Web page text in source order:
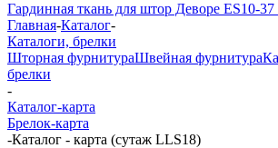
Гардинная ткань для штор Деворе ES10-37
Главная-Каталог-
Каталоги, брелки
Шторная фурнитураШвейная фурнитура
брелки
-
Каталог-карта
Брелок-карта
-Каталог - карта (сутаж LLS18)